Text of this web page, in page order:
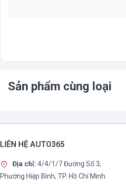
Sản phẩm cùng loại
LIÊN HỆ AUTO365
Địa chỉ: 4/4/1/7 Đường Số 3,
Phường Hiệp Bình, TP. Hồ Chí Minh.